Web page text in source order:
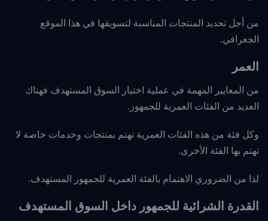
من أجل تحديد المنتجات المناسبة لتسويقها في هذا الموقع
الجغرافي.
العمر
من المعايير المهمة في عملية اختيار السوق المستهدف فهناك
العديد من الفئات العمرية للجمهور.
وكل فئة من هذه الفئات العمرية تهتم بمنتجات وخدمات خاصة لا
تهتم بها الفئة الأخرى.
لذا من الضروري الاهتمام بالفئة العمرية للجمهور المستهدف.
القدرة الشرائية للجمهور داخل السوق المستهدف